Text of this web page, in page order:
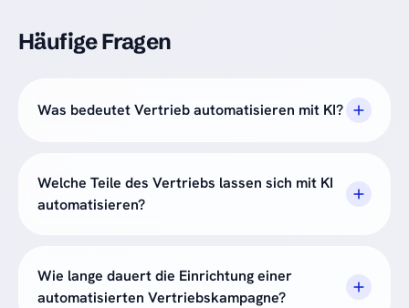
Häufige Fragen
Was bedeutet Vertrieb automatisieren mit KI?
Welche Teile des Vertriebs lassen sich mit KI
automatisieren?
Wie lange dauert die Einrichtung einer
automatisierten Vertriebskampagne?